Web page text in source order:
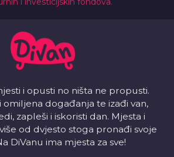
i opusti no ništa ne propusti.
događanja te izađi van,
zapleši i iskoristi dan. Mjesta i
od dvjesto stoga pronađi svoje
DiVanu ima mjesta za sve!